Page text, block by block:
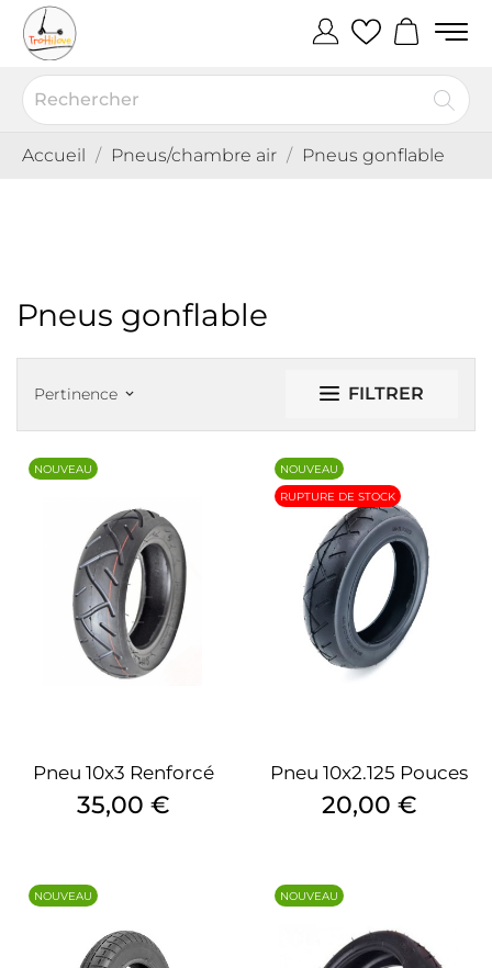
Accueil Pneus/chambre air Pneus gonflable
Pneus gonflable
Pertinence keyboard_arrow_down FILTRER
Pneu 10x3 Renforcé
Prix
35,00 €
NOUVEAU
Pneu 10x2.125 Pouces
Prix
20,00 €
NOUVEAU
RUPTURE DE STOCK
NOUVEAU NOUVEAU